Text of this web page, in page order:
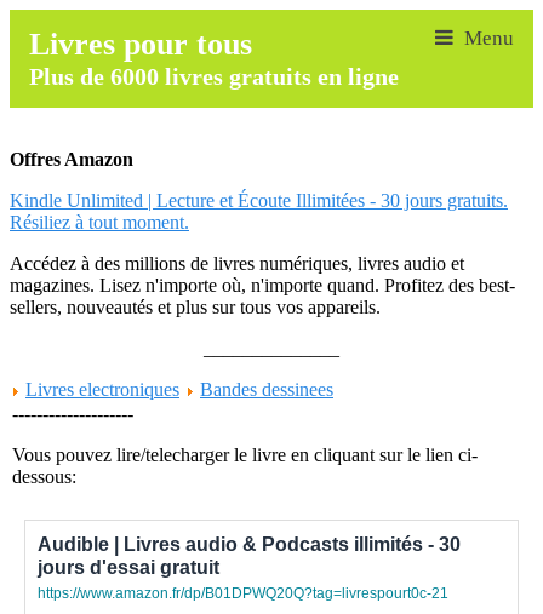
Livres pour tous
Plus de 6000 livres gratuits en ligne
Offres Amazon
Kindle Unlimited | Lecture et Écoute Illimitées - 30 jours gratuits.
Résiliez à tout moment.
Accédez à des millions de livres numériques, livres audio et
magazines. Lisez n'importe où, n'importe quand. Profitez des best-
sellers, nouveautés et plus sur tous vos appareils.
Livres electroniques
Bandes dessinees
--------------------
Vous pouvez lire/telecharger le livre en cliquant sur le lien ci-
dessous:
Audible | Livres audio & Podcasts illimités - 30
jours d'essai gratuit
https://www.amazon.fr/dp/B01DPWQ20Q?tag=livrespourt0c-21